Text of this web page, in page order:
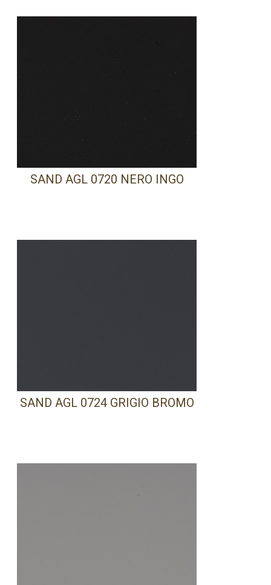
SAND AGL 0720 NERO INGO
SAND AGL 0724 GRIGIO BROMO